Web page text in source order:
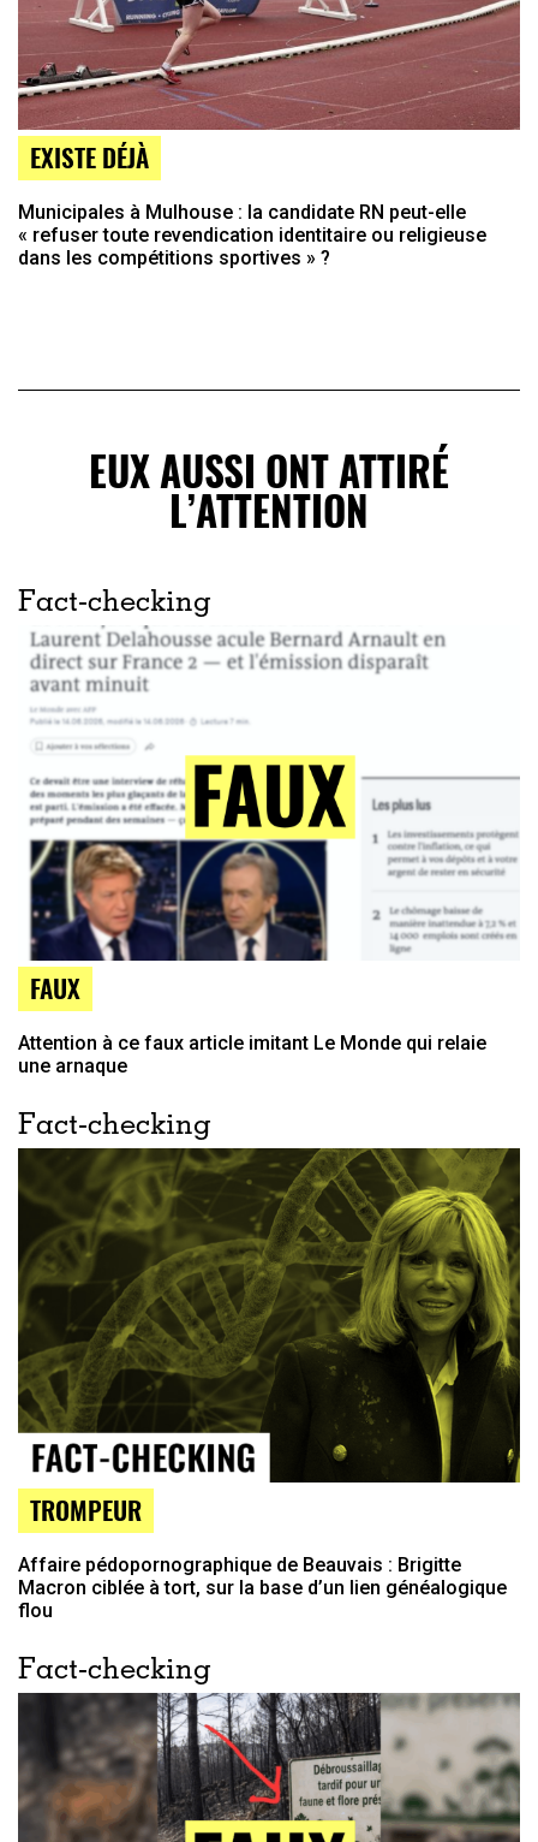
EXISTE DÉJÀ
Municipales à Mulhouse : la candidate RN peut-elle
« refuser toute revendication identitaire ou religieuse
dans les compétitions sportives » ?
EUX AUSSI ONT ATTIRÉ
L’ATTENTION
Fact-checking
FAUX
Attention à ce faux article imitant Le Monde qui relaie
une arnaque
Fact-checking
TROMPEUR
Affaire pédopornographique de Beauvais : Brigitte
Macron ciblée à tort, sur la base d’un lien généalogique
flou
Fact-checking